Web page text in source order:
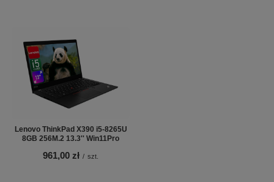
Lenovo ThinkPad X390 i5-8265U
8GB 256M.2 13.3'' Win11Pro
961,00 zł / szt.